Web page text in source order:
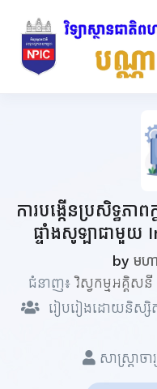
ការបង្កើនប្រសិទ្ធភា
ផ្ទាំងសូឡាជាមួយ
by មហ
ជំនាញ៖វិស្វកម្មអគ្គិសនី
រៀបរៀងដោយនិស្សិ
សាស្ត្រាច